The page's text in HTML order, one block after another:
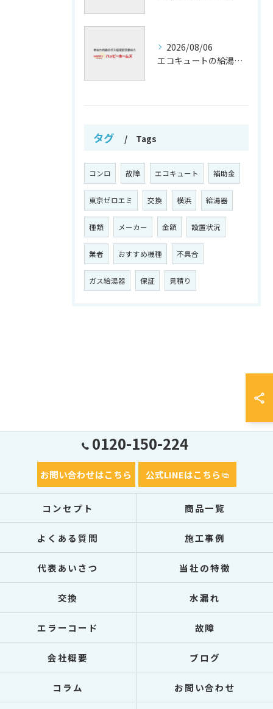
2026/08/06
エコキュートの給湯効率と省エネ効果
タグ Tags
コンロ 故障 エコキュート 補助金
東京ゼロエミ 交換 横浜 給湯器
種類 メーカー 金額 設置状況
業者 おすすめ機種 不具合
ガス給湯器 保証 見積り
0120-150-224
お問い合わせはこちら 公式LINEはこちら
コンセプト 商品一覧
よくある質問 施工事例
代表あいさつ 当社の特徴
交換 水漏れ
エラーコード 故障
会社概要 ブログ
コラム お問い合わせ